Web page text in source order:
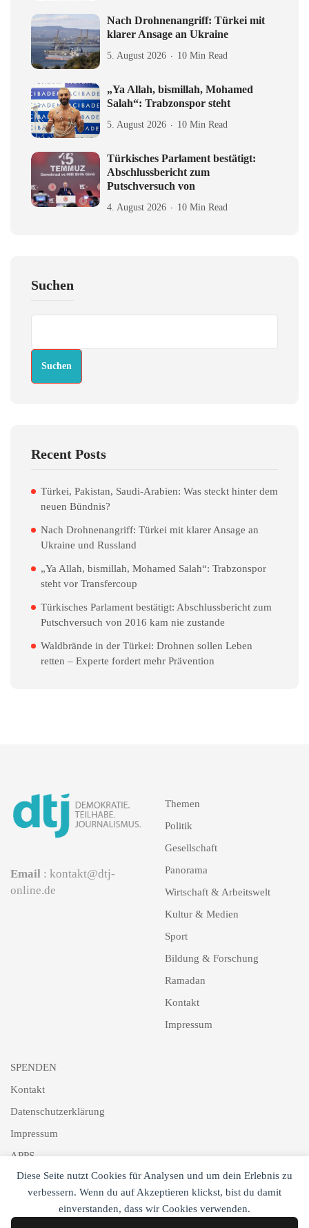
Diese Seite nutzt Cookies für Analysen und um dein Erlebnis zu
verbessern. Wenn du auf Akzeptieren klickst, bist du damit
einverstanden, dass wir Cookies verwenden.
Nach Drohnenangriff: Türkei mit
klarer Ansage an Ukraine
5. August 2026 10 Min Read
„Ya Allah, bismillah, Mohamed
Salah“: Trabzonspor steht
5. August 2026 10 Min Read
Türkisches Parlament bestätigt:
Abschlussbericht zum
Putschversuch von
4. August 2026 10 Min Read
Suchen
Suchen
Recent Posts
Türkei, Pakistan, Saudi-Arabien: Was steckt hinter dem
neuen Bündnis?
Nach Drohnenangriff: Türkei mit klarer Ansage an
Ukraine und Russland
„Ya Allah, bismillah, Mohamed Salah“: Trabzonspor
steht vor Transfercoup
Türkisches Parlament bestätigt: Abschlussbericht zum
Putschversuch von 2016 kam nie zustande
Waldbrände in der Türkei: Drohnen sollen Leben
retten – Experte fordert mehr Prävention
Email : kontakt@dtj-
online.de
Themen
Politik
Gesellschaft
Panorama
Wirtschaft & Arbeitswelt
Kultur & Medien
Sport
Bildung & Forschung
Ramadan
Kontakt
Impressum
SPENDEN
Kontakt
Datenschutzerklärung
Impressum
APPS
Schlagworte